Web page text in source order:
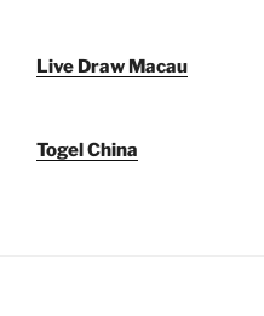
Live Draw Macau
Togel China